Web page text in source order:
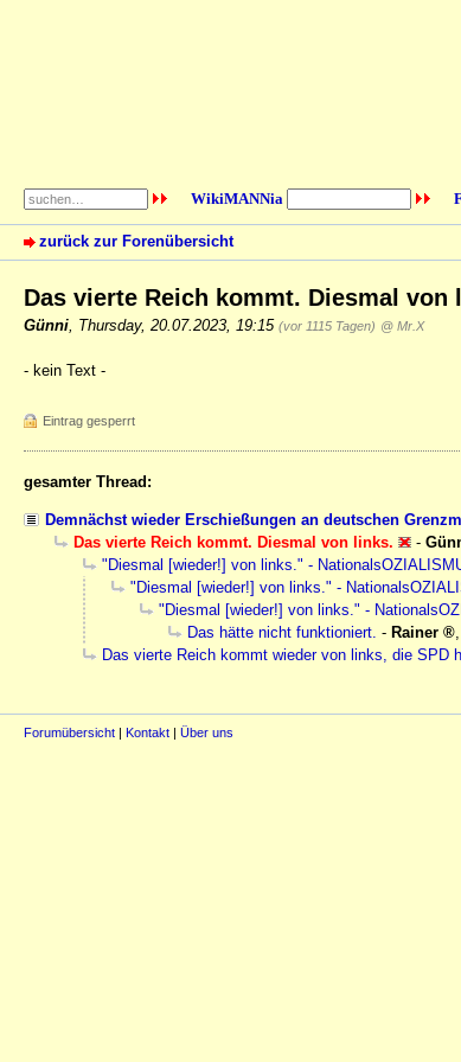
WikiMANNia
zurück zur Forenübersicht
Das vierte Reich kommt. Diesmal von
Günni Thursday, 20.07.2023, 19:15 (vor 1115 Tagen) @ Mr.X
- kein Text -
Eintrag gesperrt
gesamter Thread:
Demnächst wieder Erschießungen an deutschen
Das vierte Reich kommt. Diesmal von links.
-
"Diesmal [wieder!] von links." -
"Diesmal [wieder!] von links." -
"Diesmal [wieder!] von links." -
Das hätte nicht funktioniert. - Rainer
Das vierte Reich kommt wieder von links, die SPD
Forumübersicht | Kontakt | Über uns